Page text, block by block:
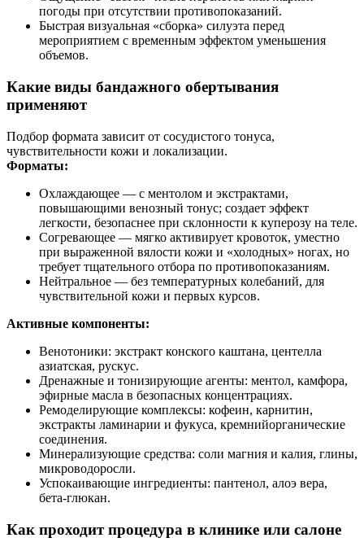
погоды при отсутствии противопоказаний.
Быстрая визуальная «сборка» силуэта перед
мероприятием с временным эффектом уменьшения
объемов.
Какие виды бандажного обертывания
применяют
Подбор формата зависит от сосудистого тонуса,
чувствительности кожи и локализации.
Форматы:
Охлаждающее — с ментолом и экстрактами,
повышающими венозный тонус; создает эффект
легкости, безопаснее при склонности к куперозу на теле.
Согревающее — мягко активирует кровоток, уместно
при выраженной вялости кожи и «холодных» ногах, но
требует тщательного отбора по противопоказаниям.
Нейтральное — без температурных колебаний, для
чувствительной кожи и первых курсов.
Активные компоненты:
Венотоники: экстракт конского каштана, центелла
азиатская, рускус.
Дренажные и тонизирующие агенты: ментол, камфора,
эфирные масла в безопасных концентрациях.
Ремоделирующие комплексы: кофеин, карнитин,
экстракты ламинарии и фукуса, кремнийорганические
соединения.
Минерализующие средства: соли магния и калия, глины,
микроводоросли.
Успокаивающие ингредиенты: пантенол, алоэ вера,
бета-глюкан.
Как проходит процедура в клинике или салоне